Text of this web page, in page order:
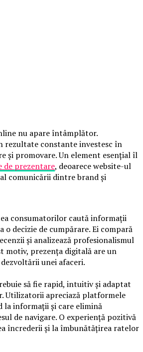
nu apare întâmplător.
rezultate constante investesc în
și promovare. Un element esențial îl
de prezentare, deoarece website-ul
comunicării dintre brand și
consumatorilor caută informații
o decizie de cumpărare. Ei compară
și analizează profesionalismul
motiv, prezența digitală are un
unei afaceri.
să fie rapid, intuitiv și adaptat
Utilizatorii apreciază platformele
la informații și care elimină
de navigare. O experiență pozitivă
încrederii și la îmbunătățirea ratelor